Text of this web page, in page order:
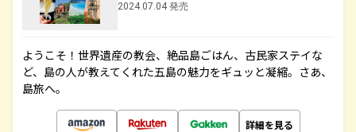
2024.07.04 発売
ようこそ！世界遺産の教会、絶品島ごはん、古民家ステイな
ど、島の人が教えてくれた五島の魅力をギュッと凝縮。さあ、
島旅へ。
詳細を見る